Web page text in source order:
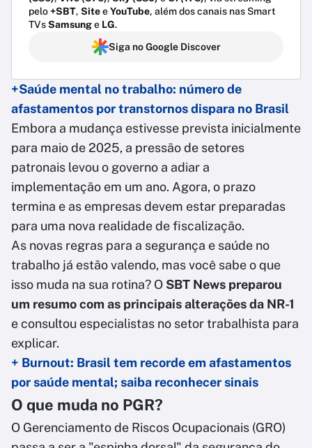
pelo+SBT, SiteeYouTube, além dos canais nas Smart
TVsSamsunge LG.
Siga no Google Discover
+Saúde mental no trabalho: número de
afastamentos por transtornos dispara no Brasil
Embora a mudança estivesse prevista inicialmente
para maio de 2025, a pressão de setores
patronais levou o governo a adiar a
implementação em um ano. Agora, o prazo
termina e as empresas devem estar preparadas
para uma nova realidade de fiscalização.
As novas regras para a segurança e saúde no
trabalho já estão valendo, mas você sabe o que
isso muda na sua rotina? O SBT News preparou
um resumo com as principais alterações da NR-1
e consultou especialistas no setor trabalhista para
explicar.
+ Burnout: Brasil tem recorde em afastamentos
por saúde mental; saiba reconhecer sinais
O que muda no PGR?
O Gerenciamento de Riscos Ocupacionais (GRO)